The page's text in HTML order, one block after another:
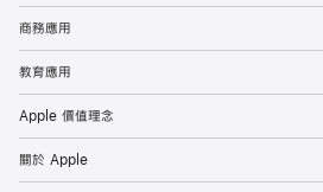
商務應用
教育應用
Apple 價值理念
關於 Apple